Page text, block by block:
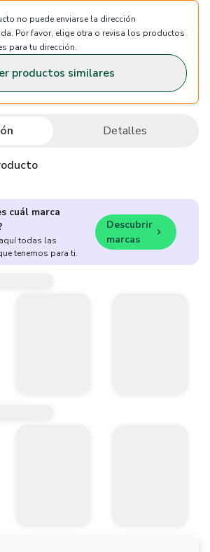
no puede enviarse la dirección
Por favor, elige otra o revisa los productos
para tu dirección.
productos similares
Detalles
cuál marca
todas las
tenemos para ti.
Descubrir
marcas